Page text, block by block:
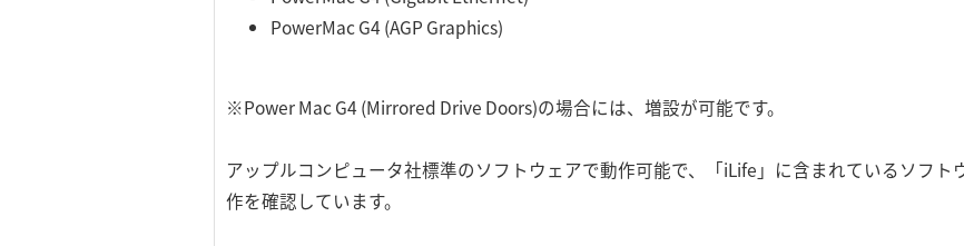
PowerMac G4 (AGP Graphics)
※Power Mac G4 (Mirrored Drive Doors)の場合には、増設が可能です。
アップルコンピュータ社標準のソフトウェアで動作可能で、「iLife」に含まれているソフト
作を確認しています。